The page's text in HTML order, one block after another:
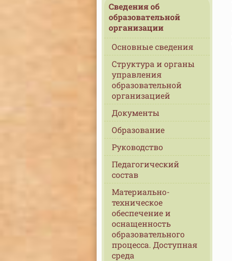
Сведения об
образовательной
организации
Основные сведения
Структура и органы
управления
образовательной
организацией
Документы
Образование
Руководство
Педагогический
состав
Материально-
техническое
обеспечение и
оснащенность
образовательного
процесса. Доступная
среда